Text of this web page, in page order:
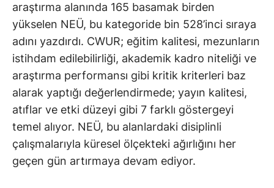
araştırma alanında 165 basamak birden
yükselen NEÜ, bu kategoride bin 528’inci sıraya
adını yazdırdı. CWUR; eğitim kalitesi, mezunların
istihdam edilebilirliği, akademik kadro niteliği ve
araştırma performansı gibi kritik kriterleri baz
alarak yaptığı değerlendirmede; yayın kalitesi,
atıflar ve etki düzeyi gibi 7 farklı göstergeyi
temel alıyor. NEÜ, bu alanlardaki disiplinli
çalışmalarıyla küresel ölçekteki ağırlığını her
geçen gün artırmaya devam ediyor.